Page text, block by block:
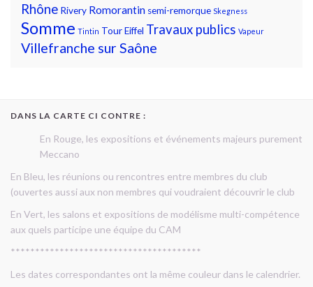
Rhône Rivery Romorantin semi-remorque Skegness
Somme Tintin Tour Eiffel Travaux publics Vapeur
Villefranche sur Saône
DANS LA CARTE CI CONTRE :
En Rouge, les expositions et événements majeurs purement
Meccano
En Bleu, les réunions ou rencontres entre membres du club
(ouvertes aussi aux non membres qui voudraient découvrir le club
En Vert, les salons et expositions de modélisme multi-compétence
aux quels participe une équipe du CAM
***************************************
Les dates correspondantes ont la même couleur dans le calendrier.